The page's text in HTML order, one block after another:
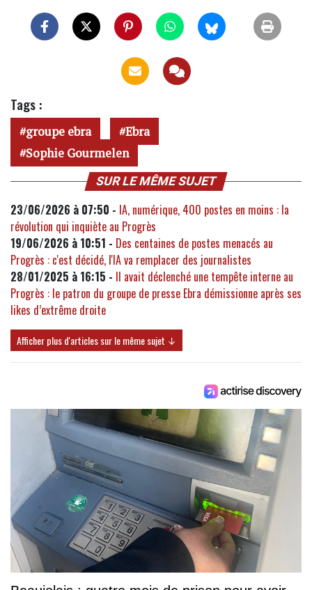
Tags :
groupe ebra
Ebra
Sophie Gourmelen
SUR LE MÊME SUJET
23/06/2026 à 07:50 - IA, numérique, 400 postes en moins : la
révolution qui inquiète au Progrès
19/06/2026 à 10:51 - Des centaines de postes menacés au
Progrès : c'est décidé, l'IA va remplacer des journalistes
28/01/2025 à 16:15 - Il avait déclenché une tempête interne au
Progrès : le patron du groupe de presse Ebra démissionne après ses
likes d’extrême droite
Afficher plus d'articles sur le même sujet ↓